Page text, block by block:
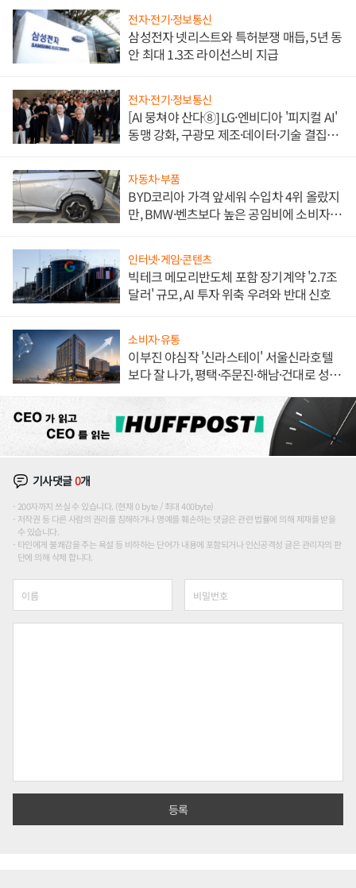
전자·전기·정보통신
삼성전자 넷리스트와 특허분쟁 매듭, 5년 동
안 최대 1.3조 라이선스비 지급
전자·전기·정보통신
[AI 뭉쳐야 산다⑧] LG·엔비디아 '피지컬 AI'
동맹 강화, 구광모 제조·데이터·기술 결집
자동차·부품
BYD코리아 가격 앞세워 수입차 4위 올랐지
만, BMW·벤츠보다 높은 공임비에 소비자
인터넷·게임·콘텐츠
빅테크 메모리반도체 포함 장기계약 '2.7조
달러' 규모, AI 투자 위축 우려와 반대 신호
소비자·유통
이부진 야심작 '신라스테이' 서울신라호텔
보다 잘 나가, 평택·주문진·해남·건대로 성
기사댓글0개
200자까지 쓰실 수 있습니다. (현재 0 byte / 최대 400byte)
저작권 등 다른 사람의 권리를 침해하거나 명예를 훼손하는 댓글은 관련 법률에 의해 제재를 받을
수 있습니다.
타인에게 불쾌감을 주는 욕설 등 비하하는 단어가 내용에 포함되거나 인신공격성 글은 관리자의 판
단에 의해 삭제 합니다.